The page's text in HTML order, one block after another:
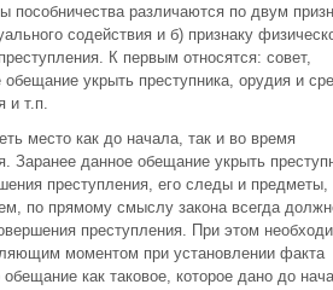
пособничества различаются по двум
содействия и б) признаку
К первым относятся: совет,
обещание укрыть преступника, орудия и
и т.п.
место как до начала, так и во время
Заранее данное обещание укрыть
преступления, его следы и предметы,
по прямому смыслу закона всегда
преступления. При этом
моментом при установлении факта
как таковое, которое дано до